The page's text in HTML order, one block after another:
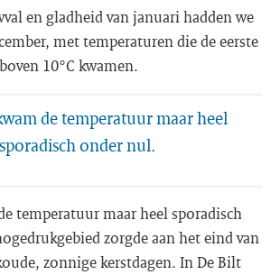
en gladheid van januari hadden we
met temperaturen die de eerste
10°C kwamen.
de temperatuur maar heel
sporadisch onder nul.
temperatuur maar heel sporadisch
zorgde aan het eind van
zonnige kerstdagen. In De Bilt